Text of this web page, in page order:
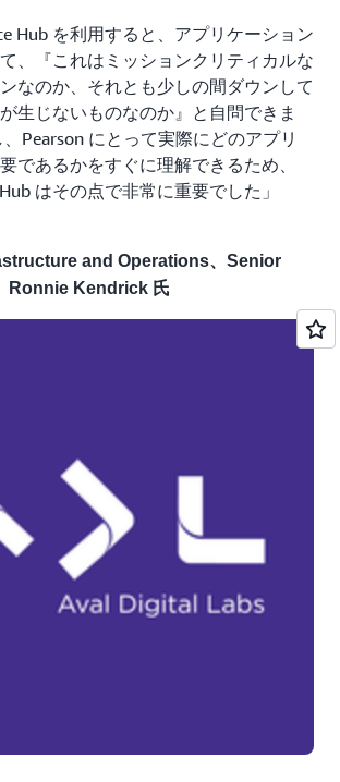
Hub を利用すると、アプリケーション
、『これはミッションクリティカルな
なのか、それとも少しの間ダウンして
生じないものなのか』と自問できま
Pearson にとって実際にどのアプリ
であるかをすぐに理解できるため、
はその点で非常に重要でした」
and Operations、Senior
Ronnie Kendrick 氏